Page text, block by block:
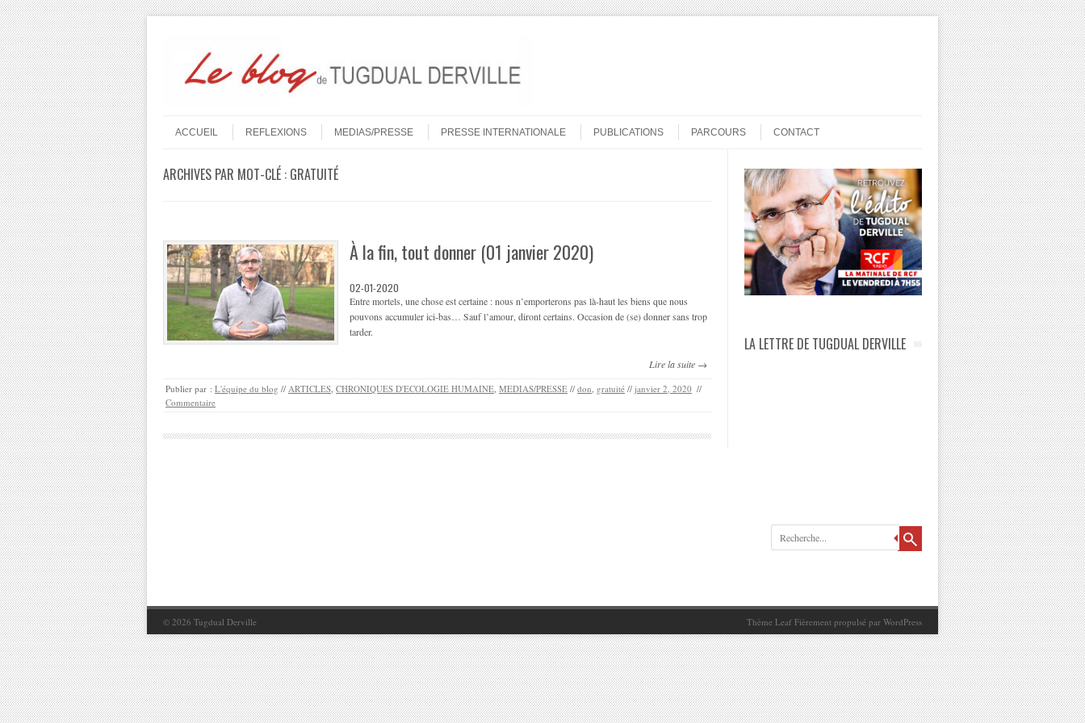
Menu
ACCUEIL
REFLEXIONS MEDIAS/PRESSE PRESSE INTERNATIONALE PUBLICATIONS PARCOURS CONTACT
ARCHIVES PAR MOT-CLÉ : GRATUITÉ
À la fin, tout donner (01 janvier 2020)
02-01-2020
Entre mortels, une chose est certaine : nous n’emporterons pas là-haut les biens que nous
pouvons accumuler ici-bas… Sauf l’amour, diront certains. Occasion de (se) donner sans trop
tarder.
Lire la suite →
Publier par : L'équipe du blog // ARTICLES CHRONIQUES D'ECOLOGIE HUMAINE MEDIAS/PRESSE // don gratuité // janvier 2, 2020 //
Commentaire
LA LETTRE DE TUGDUAL DERVILLE
Recherche
© 2026 Tugdual Derville Thème Leaf Fièrement propulsé par WordPress